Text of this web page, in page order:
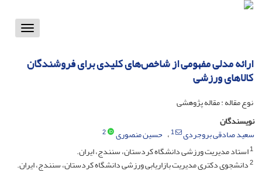
Toggle
ارائه مدلی مفهومی از شاخص‌های کلیدی برای فروشندگان
کالاهای ورزشی
نوع مقاله : مقاله پژوهشی
نویسندگان
سعید صادقی بروجردی
1 حسین منصوری
2
1استاد مدیریت ورزشی دانشگاه کردستان، سنندج، ایران.
2دانشجوی دکتری مدیریت بازاریابی ورزشی دانشگاه کردستان، سنندج، ایران.